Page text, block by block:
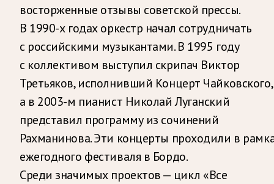
восторженные отзывы советской прессы.
В 1990-х годах оркестр начал сотрудничать
с российскими музыкантами. В 1995 году
с коллективом выступил скрипач Виктор
Третьяков, исполнивший Концерт Чайковского,
а в 2003-м пианист Николай Луганский
представил программу из сочинений
Рахманинова. Эти концерты проходили в
ежегодного фестиваля в Бордо.
Среди значимых проектов — цикл «Все